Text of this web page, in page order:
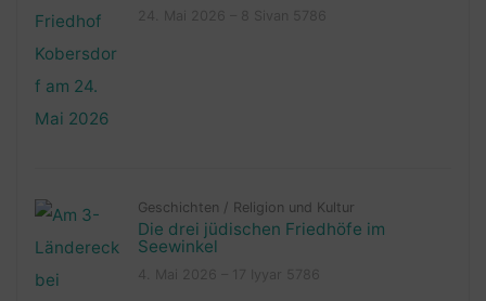
Geschichten / Religion und Kultur
Die drei jüdischen Friedhöfe im
Seewinkel